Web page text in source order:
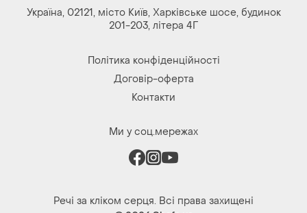
Україна, 02121, місто Київ, Харківське шосе, будинок
201-203, літера 4Г
Політика конфіденційності
Договір-оферта
Контакти
Ми у соц.мережах
Речі за кліком серця. Всі права захищені